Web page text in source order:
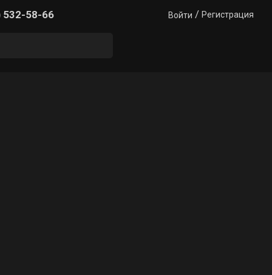
532-58-66 Войти / Регистрация